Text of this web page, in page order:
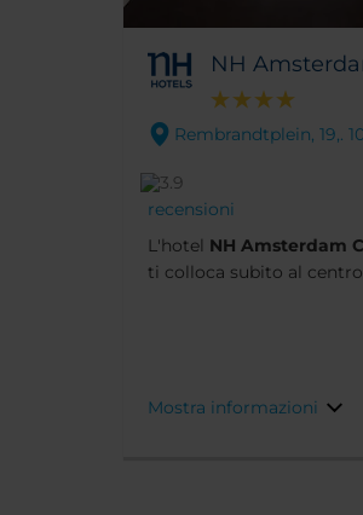
NH
Rembrandtplein, 19,.
recensioni
L'hotel NH Amsterdam
ti colloca subito al
Mostra informazioni